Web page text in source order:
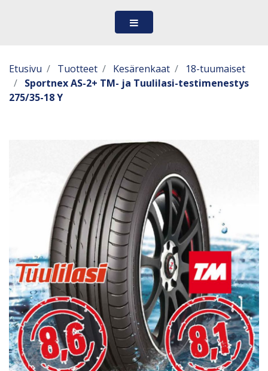
Etusivu Tuotteet Kesärenkaat
18-tuumaiset
Sportnex AS-2+ TM- ja Tuulilasi-testimenestys
275/35-18 Y